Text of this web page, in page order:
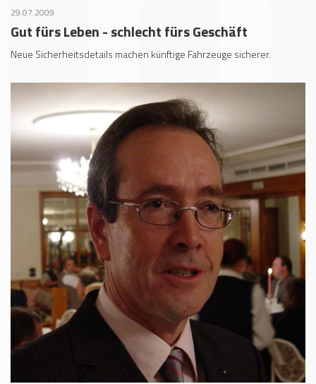
29.07.2009
Gut fürs Leben - schlecht fürs Geschäft
Neue Sicherheitsdetails machen künftige Fahrzeuge sicherer.